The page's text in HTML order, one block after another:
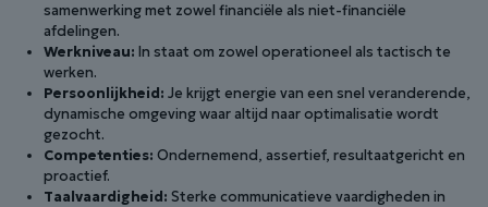
samenwerking met zowel financiële als niet-financiële
afdelingen.
Werkniveau: In staat om zowel operationeel als tactisch te
werken.
Persoonlijkheid: Je krijgt energie van een snel veranderende,
dynamische omgeving waar altijd naar optimalisatie wordt
gezocht.
Competenties: Ondernemend, assertief, resultaatgericht en
proactief.
Taalvaardigheid: Sterke communicatieve vaardigheden in